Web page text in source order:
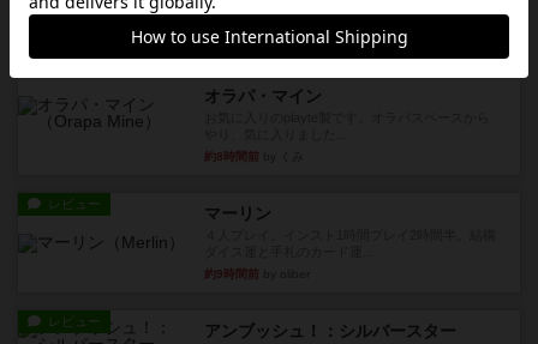
約8時間前by jurong
レビュー
オラパ・マイン
約8時間前
レビュー マーリン
約9時間前
レビュー アンブッシュ！：シルバースター